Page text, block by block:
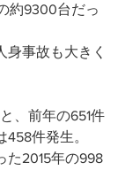
約9300台だっ
身事故も大きく
、前年の651件
件発生。
た2015年の998